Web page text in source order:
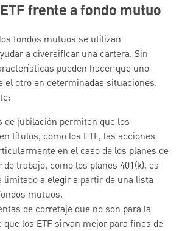
frente a fondo mutuo
fondos mutuos se utilizan
a diversificar una cartera. Sin
pueden hacer que uno
el otro en determinadas situaciones.
de jubilación permiten que los
títulos, como los ETF, las acciones
en el caso de los planes de
trabajo, como los planes 401(k), es
limitado a elegir a partir de una lista
mutuos.
de corretaje que no son para la
los ETF sirvan mejor para fines de